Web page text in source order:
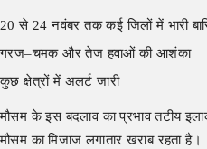
20 से 24 नवंबर तक कई जिलों में भारी
गरज–चमक और तेज हवाओं की आशंका
कुछ क्षेत्रों में अलर्ट जारी
मौसम के इस बदलाव का प्रभाव तटीय
मौसम का मिजाज लगातार खराब रहता है।